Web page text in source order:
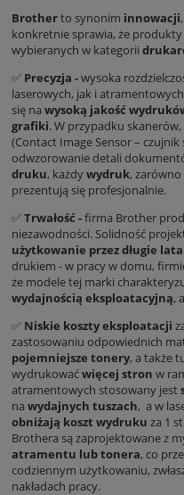
Brotherto synonim innowacji,
konkretnie sprawia, że
wybieranych w kategorii
✅ Precyzja -wysoka
laserowych, jak i
się na wysoką jakość
grafiki. W przypadku
(Contact Image Sensor –
odwzorowanie detali
druku, każdywydruk,
prezentują się profesjonalnie.
✅Trwałość -firma Brother
niezawodności. Solidność
użytkowanie przez długie lata
drukiem - w pracy w domu,
że modele tej marki
wydajnością eksploatacyjną,
✅ Niskie koszty eksploatacji
zastosowaniu odpowiednich
pojemniejsze tonery, a także
wydrukowaćwięcej stron w
atramentowych stosowany jest
na wydajnych tuszach, a w
obniżają koszt wydruku za 1
Brothera są zaprojektowane z
atramentu lub tonera, co
codziennym użytkowaniu,
nakładach pracy.